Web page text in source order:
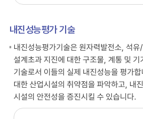
내진성능평가 기술
내진성능평가기술은 원자력발전소, 석
설계초과 지진에 대한 구조물, 계통 및
기술로서 이들의 실제 내진성능을 평가
대한 산업시설의 취약점을 파악하고, 내
시설의 안전성을 증진시킬 수 있습니다.